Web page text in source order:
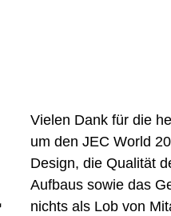
Vielen Dank für die
um den JEC World
Design, die Qualität
Aufbaus sowie das
nichts als Lob von